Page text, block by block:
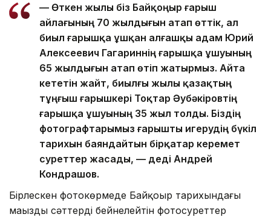
— Өткен жылы біз Байқоңыр ғарыш
айлағының 70 жылдығын атап өттік, ал
биыл ғарышқа ұшқан алғашқы адам Юрий
Алексеевич Гагариннің ғарышқа ұшуының
65 жылдығын атап өтіп жатырмыз. Айта
кететін жайт, биылғы жылы қазақтың
тұңғыш ғарышкері Тоқтар Әубәкіровтің
ғарышқа ұшуының 35 жыл толды. Біздің
фотографтарымыз ғарышты игерудің бүкіл
тарихын баяндайтын бірқатар керемет
суреттер жасады, — деді Андрей
Кондрашов.
Бірлескен фотокөрмеде Байқоңыр тарихындағы
маңызды сәттерді бейнелейтін фотосуреттер